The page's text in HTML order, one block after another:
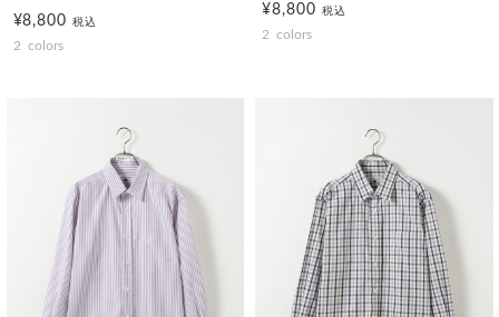
¥8,800税込
2 colors
¥8,800 税込
2 colors